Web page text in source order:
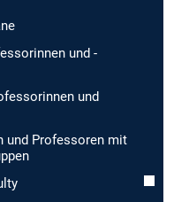
und -
und
und Professoren mit